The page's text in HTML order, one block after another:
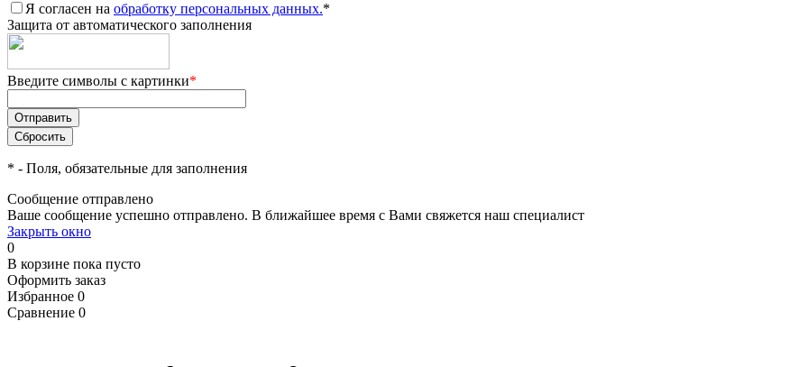
Я согласен на обработку персональных данных.*
Защита от автоматического заполнения
Введите символы с картинки*
* - Поля, обязательные для заполнения
Сообщение отправлено
Ваше сообщение успешно отправлено. В ближайшее время с Вами свяжется наш специалист
Закрыть окно
0
В корзине пока пусто
Оформить заказ
Избранное 0
Сравнение 0